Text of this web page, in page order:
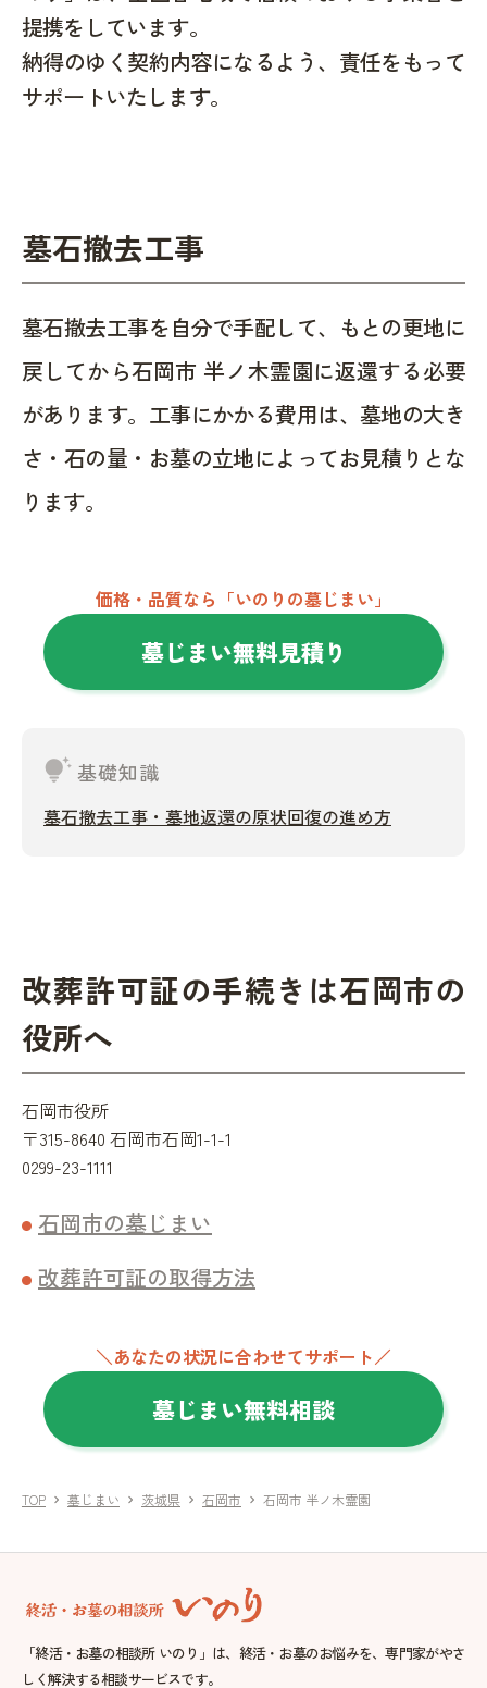
提携をしています。
納得のゆく契約内容になるよう、責任をもって
サポートいたします。
墓石撤去工事
墓石撤去工事を自分で手配して、もとの更地に
戻してから石岡市 半ノ木霊園に返還する必要
があります。工事にかかる費用は、墓地の大き
さ・石の量・お墓の立地によってお見積りとな
ります。
価格・品質なら「いのりの墓じまい」
墓じまい無料見積り
tips_and_updates基礎知識
墓石撤去工事・墓地返還の原状回復の進め方
改葬許可証の手続きは石岡市の
役所へ
石岡市役所
〒315-8640 石岡市石岡1-1-1
0299-23-1111
石岡市の墓じまい
改葬許可証の取得方法
＼あなたの状況に合わせてサポート／
墓じまい無料相談
TOP chevron_right 墓じまい chevron_right 茨城県 chevron_right 石岡市 chevron_right 石岡市 半ノ木霊園
「終活・お墓の相談所 いのり」は、終活・お墓のお悩みを、専門家がやさ
しく解決する相談サービスです。